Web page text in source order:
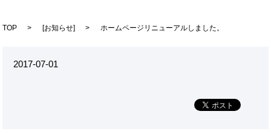
TOP [お知らせ] ホームページリニューアルしました。
2017-07-01